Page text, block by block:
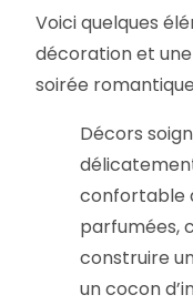
Voici quelques
décoration et
soirée
Décors
confortable
parfumées,
construire
un cocon